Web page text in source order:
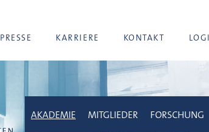
PRESSE KARRIERE KONTAKT
AKADEMIE MITGLIEDER FORSCHUNG